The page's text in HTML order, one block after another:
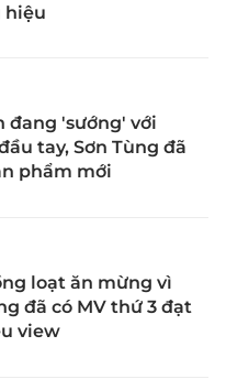
hiệu
đang 'sướng' với
tay, Sơn Tùng đã
phẩm mới
loạt ăn mừng vì
đã có MV thứ 3 đạt
view